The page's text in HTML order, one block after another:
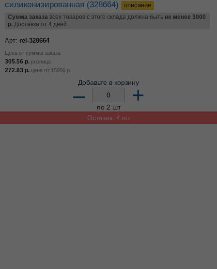
силиконизированная (328664)
описание
Сумма заказа всех товаров с этого склада должна быть не менее 3000
р. Доставка от 4 дней
Арт: rel-328664
Цена от суммы заказа
305.56 р. розница
272.83 р. цена от 15000 р.
Добавьте в корзину
– +
по 2 шт
Остаток: 4 шт